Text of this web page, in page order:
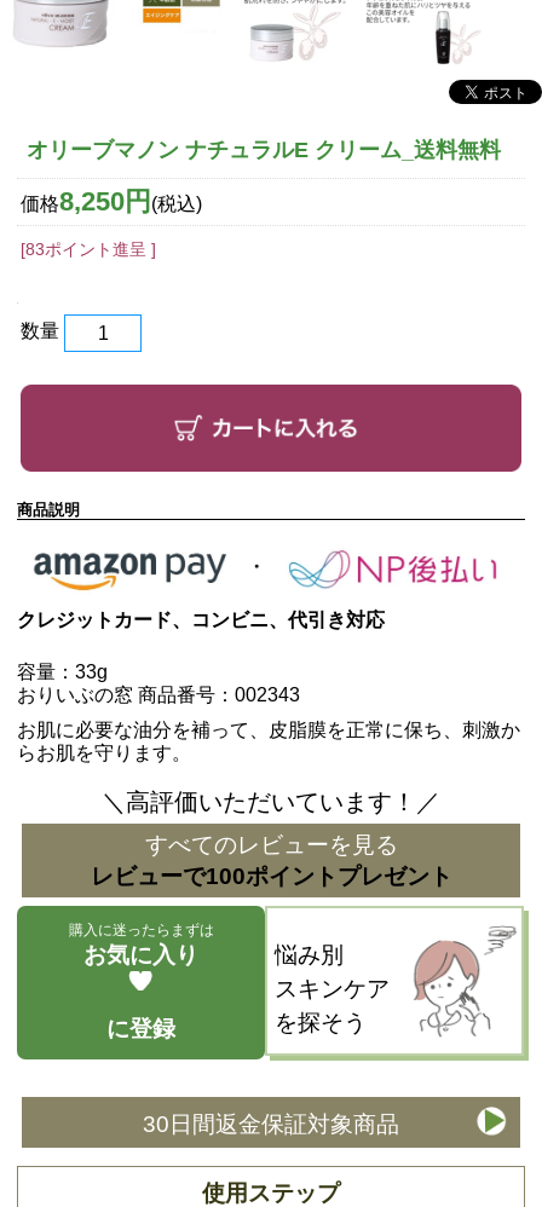
オリーブマノン ナチュラルE クリーム_送料無料
価格8,250円 (税込)
[83ポイント進呈 ]
数量
商品説明
クレジットカード、コンビニ、代引き対応
容量：33g
おりいぶの窓 商品番号：002343
お肌に必要な油分を補って、皮脂膜を正常に保ち、刺激か
らお肌を守ります。
＼高評価いただいています！／
すべてのレビューを見る
レビューで100ポイントプレゼント
購入に迷ったらまずは
お気に入り
に登録
悩み別
スキンケア
を探そう
30日間返金保証対象商品
使用ステップ